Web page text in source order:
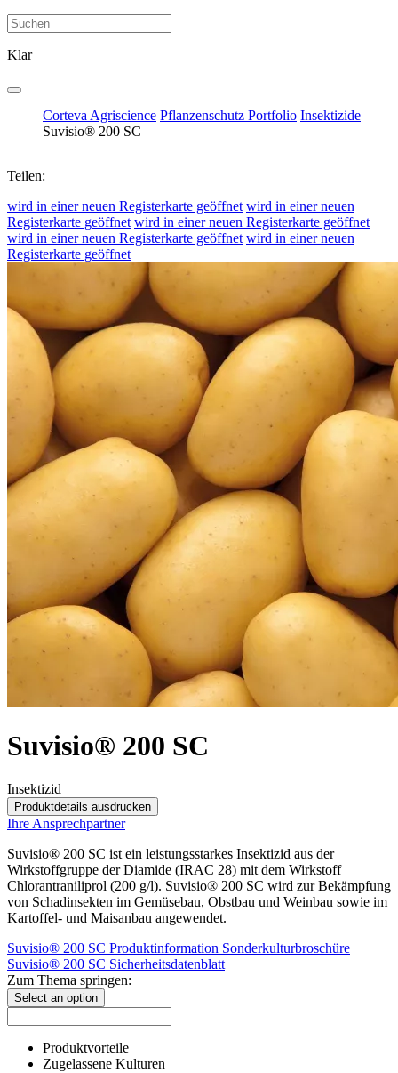
Klar
Corteva Agriscience Pflanzenschutz Portfolio Insektizide
Suvisio® 200 SC
Teilen:
wird in einer neuen Registerkarte geöffnet wird in einer neuen
Registerkarte geöffnet wird in einer neuen Registerkarte geöffnet
wird in einer neuen Registerkarte geöffnet wird in einer neuen
Registerkarte geöffnet
Suvisio® 200 SC
Insektizid
Produktdetails ausdrucken
Ihre Ansprechpartner
Suvisio® 200 SC ist ein leistungsstarkes Insektizid aus der
Wirkstoffgruppe der Diamide (IRAC 28) mit dem Wirkstoff
Chlorantraniliprol (200 g/l). Suvisio® 200 SC wird zur Bekämpfung
von Schadinsekten im Gemüsebau, Obstbau und Weinbau sowie im
Kartoffel- und Maisanbau angewendet.
Suvisio® 200 SC Produktinformation Sonderkulturbroschüre
Suvisio® 200 SC Sicherheitsdatenblatt
Zum Thema springen:
Select an option
Produktvorteile
Zugelassene Kulturen